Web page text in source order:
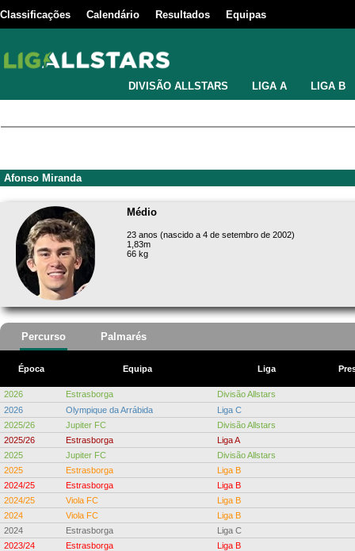
Classificações Calendário Resultados Equipas
DIVISÃO ALLSTARS LIGA A LIGA B
Afonso Miranda
Médio
23 anos (nascido a 4 de setembro de 2002)
1,83m
66 kg
Percurso Palmarés
Época Equipa Liga
2026 Estrasborga
Divisão Allstars
2026
Olympique da Arrábida
Liga C
2025/26
Jupiter FC
Divisão Allstars
2025/26
Estrasborga
Liga A
2025
Jupiter FC
Divisão Allstars
2025
Estrasborga
Liga B
2024/25
Estrasborga
Liga B
2024/25
Viola FC
Liga B
2024
Viola FC
Liga B
2024
Estrasborga
Liga C
2023/24
Estrasborga
Liga B